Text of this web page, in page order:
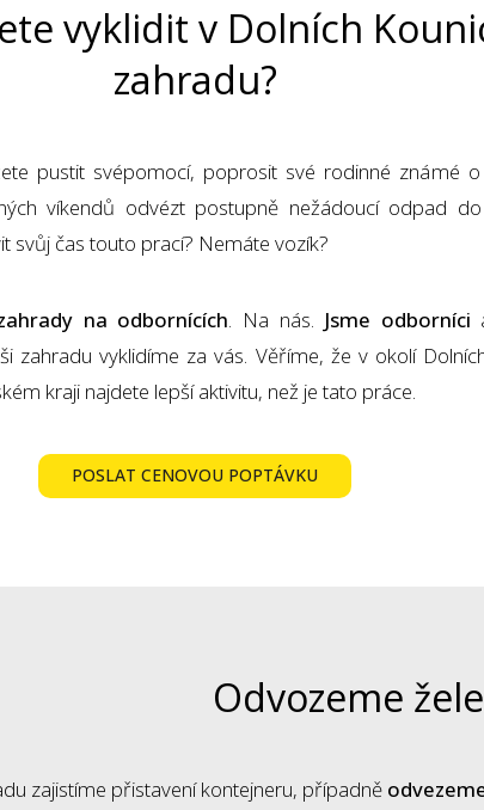
vyklidit v Dolních
zahradu?
pustit svépomocí, poprosit své rodinné známé
víkendů odvézt postupně nežádoucí odpad
svůj čas touto prací? Nemáte vozík?
na odbornících . Na nás. Jsme odborníci
zahradu vyklidíme za vás. Věříme, že v okolí
kraji najdete lepší aktivitu, než je tato práce.
POSLAT CENOVOU POPTÁVKU
Odvozeme
zajistíme přistavení kontejneru, případně